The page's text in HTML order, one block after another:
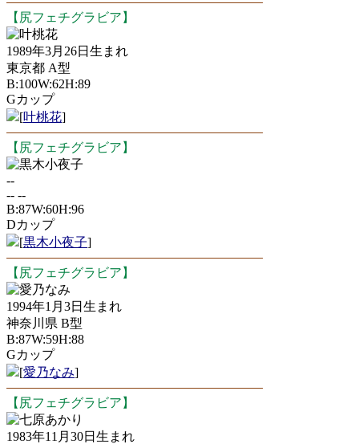
【尻フェチグラビア】
叶桃花
1989年3月26日生まれ
東京都 A型
B:100W:62H:89
Gカップ
[叶桃花]
【尻フェチグラビア】
黒木小夜子
--
-- --
B:87W:60H:96
Dカップ
[黒木小夜子]
【尻フェチグラビア】
愛乃なみ
1994年1月3日生まれ
神奈川県 B型
B:87W:59H:88
Gカップ
[愛乃なみ]
【尻フェチグラビア】
七原あかり
1983年11月30日生まれ